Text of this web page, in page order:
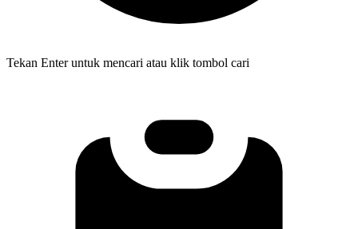
Tekan Enter untuk mencari atau klik tombol cari